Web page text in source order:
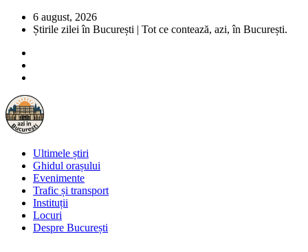
6 august, 2026
Știrile zilei în București | Tot ce contează, azi, în București.
Ultimele știri
Ghidul orașului
Evenimente
Trafic și transport
Instituții
Locuri
Despre București